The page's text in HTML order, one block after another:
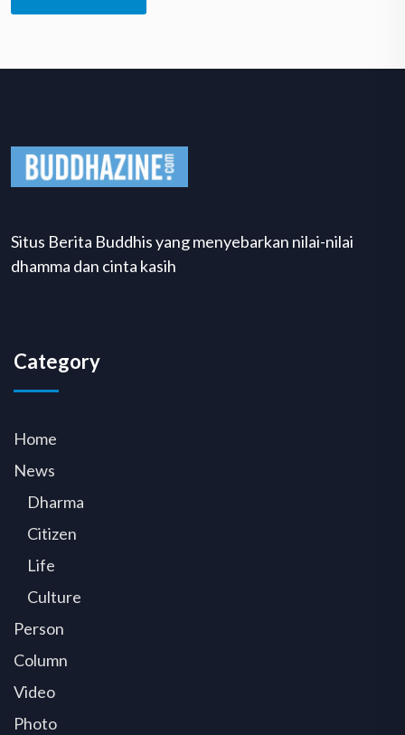
Situs Berita Buddhis yang menyebarkan nilai-nilai
dhamma dan cinta kasih
Category
Home
News
Dharma
Citizen
Life
Culture
Person
Column
Video
Photo